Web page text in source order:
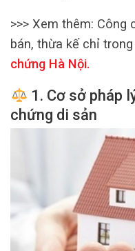
>>> Xem thêm: Công
bán, thừa kế chỉ
chứng Hà Nội.
1. Cơ sở pháp
chứng di sản